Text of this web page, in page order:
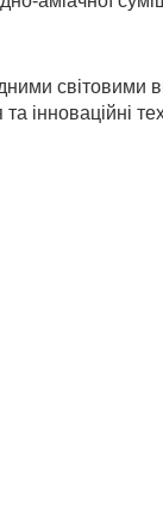
свiтовими
iнновацiйнi